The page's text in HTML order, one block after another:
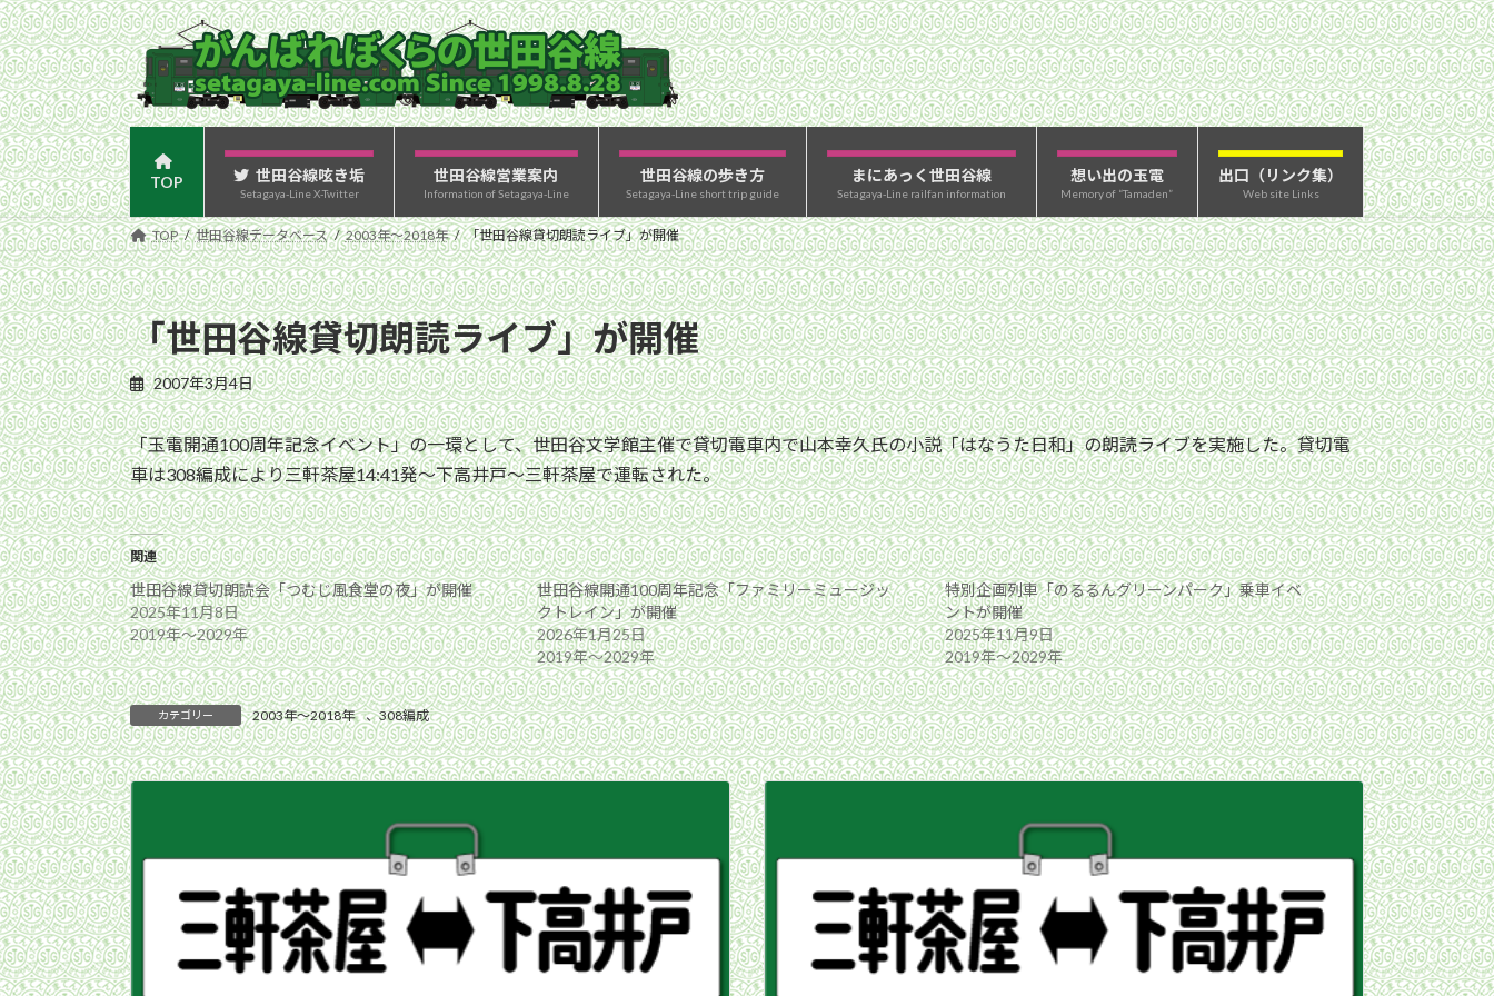
コ
ン
テ
ン
ツ
へ
ス
キ
ッ
プ
ナ
ビ
ゲ
ー
シ
ョ
ン
に
移
動
TOP 世田谷線呟き垢
Setagaya-Line X-Twitter
世田谷線営業案内
Information of Setagaya-Line
世田谷線の歩き方
Setagaya-Line short trip guide
まにあっく世田谷線
Setagaya-Line railfan information
想い出の玉電
Memory of “Tamaden”
出口（リンク集）
Web site Links
TOP 世田谷線データベース 2003年〜2018年 「世田谷線貸切朗読ライブ」が開催
「世田谷線貸切朗読ライブ」が開催
2007年3月4日
「玉電開通100周年記念イベント」の一環として、世田谷文学館主催で貸切電車内で山本幸久氏の小説「はなうた日和」の朗読ライブを実施した。貸切電
車は308編成により三軒茶屋14:41発〜下高井戸〜三軒茶屋で運転された。
関連
世田谷線貸切朗読会「つむじ風食堂の夜」が開催
2025年11月8日
2019年〜2029年
世田谷線開通100周年記念「ファミリーミュージッ
クトレイン」が開催
2026年1月25日
2019年〜2029年
特別企画列車「のるるんグリーンパーク」乗車イベ
ントが開催
2025年11月9日
2019年〜2029年
カテゴリー 2003年〜2018年 、308編成